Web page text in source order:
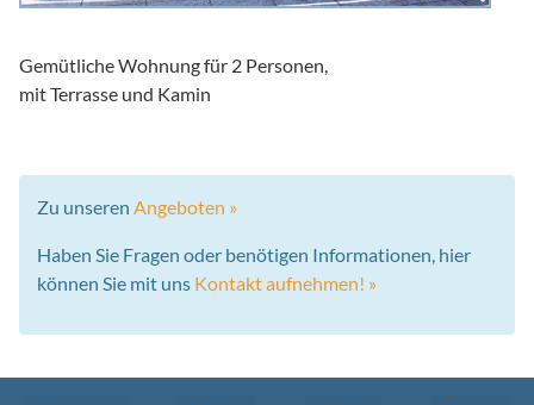
Gemütliche Wohnung für 2 Personen,
mit Terrasse und Kamin
Zu unseren Angeboten »
Haben Sie Fragen oder benötigen Informationen, hier
können Sie mit uns Kontakt aufnehmen! »